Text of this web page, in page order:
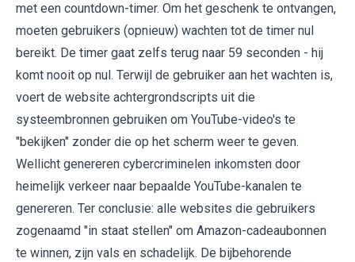
met een countdown-timer. Om het geschenk te ontvangen,
moeten gebruikers (opnieuw) wachten tot de timer nul
bereikt. De timer gaat zelfs terug naar 59 seconden - hij
komt nooit op nul. Terwijl de gebruiker aan het wachten is,
voert de website achtergrondscripts uit die
systeembronnen gebruiken om YouTube-video's te
"bekijken" zonder die op het scherm weer te geven.
Wellicht genereren cybercriminelen inkomsten door
heimelijk verkeer naar bepaalde YouTube-kanalen te
genereren. Ter conclusie: alle websites die gebruikers
zogenaamd "in staat stellen" om Amazon-cadeaubonnen
te winnen, zijn vals en schadelijk. De bijbehorende